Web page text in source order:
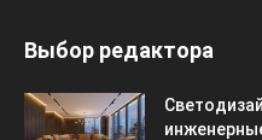
Выбор редактора